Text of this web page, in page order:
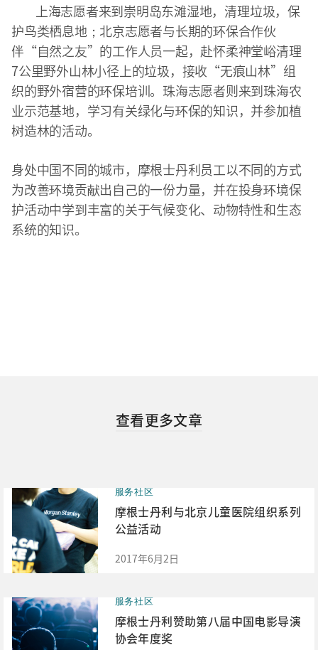
上海志愿者来到崇明岛东滩湿地，清理垃圾，保
护鸟类栖息地；北京志愿者与长期的环保合作伙
伴“自然之友”的工作人员一起，赴怀柔神堂峪清理
7公里野外山林小径上的垃圾，接收“无痕山林”组
织的野外宿营的环保培训。珠海志愿者则来到珠海农
业示范基地，学习有关绿化与环保的知识，并参加植
树造林的活动。
身处中国不同的城市，摩根士丹利员工以不同的方式
为改善环境贡献出自己的一份力量，并在投身环境保
护活动中学到丰富的关于气候变化、动物特性和生态
系统的知识。
查看更多文章
服务社区
摩根士丹利与北京儿童医院组织系列
公益活动
2017年6月2日
服务社区
摩根士丹利赞助第八届中国电影导演
协会年度奖